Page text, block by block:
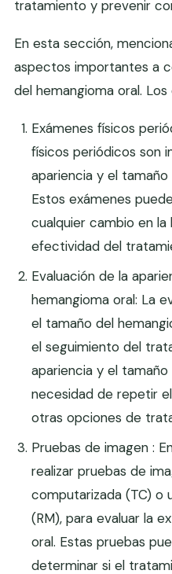
tratamiento y prevenir
En esta sección,
aspectos importantes a
del hemangioma oral. Los
Exámenes físicos
físicos periódicos son
apariencia y el
Estos exámenes
cualquier cambio en la
efectividad del
Evaluación de la
hemangioma oral: La
el tamaño del
el seguimiento del
apariencia y el
necesidad de repetir
otras opciones de
Pruebas de imagen :
realizar pruebas de
computarizada (TC) o
(RM), para evaluar la
oral. Estas pruebas
determinar si el